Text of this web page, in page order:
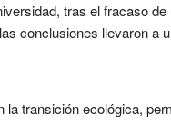
tras el fracaso
conclusiones llevaron a
transición ecológica,